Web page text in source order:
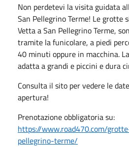
Non perdetevi la visita guidata
San Pellegrino Terme! Le grotte
Vetta a San Pellegrino Terme,
tramite la funicolare, a piedi
40 minuti oppure in macchina.
adatta a grandi e piccini e dura
Consulta il sito per vedere le
apertura!
Prenotazione obbligatoria su:
https://www.road470.com/
pellegrino-terme/